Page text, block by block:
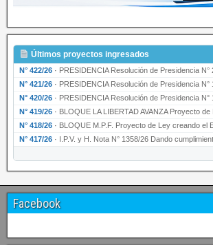
Últimos proyectos ingresados
N° 422/26 · PRESIDENCIA Resolución de Presidencia N°
N° 421/26 · PRESIDENCIA Resolución de Presidencia N°
N° 420/26 · PRESIDENCIA Resolución de Presidencia N°
N° 419/26 · BLOQUE LA LIBERTAD AVANZA Proyecto de Ley declarando la
N° 418/26 · BLOQUE M.P.F. Proyecto de Ley creando el Ente Único
N° 417/26 · I.P.V. y H. Nota N° 1358/26 Dando cumplimiento al artículo 29
Facebook